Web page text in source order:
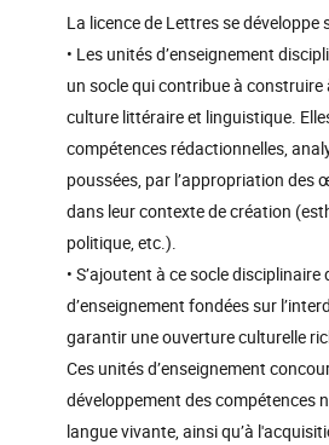
La licence de Lettres se développe
• Les unités d’enseignement
un socle qui contribue à construire
culture littéraire et linguistique.
compétences rédactionnelles,
poussées, par l’appropriation des
dans leur contexte de création
politique, etc.).
• S’ajoutent à ce socle disciplinaire
d’enseignement fondées sur
garantir une ouverture culturelle
Ces unités d’enseignement
développement des compétences
langue vivante, ainsi qu’à